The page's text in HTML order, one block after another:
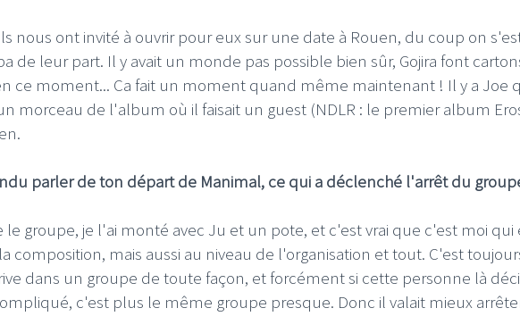
nous ont invité à ouvrir pour eux sur une date à Rouen, du coup on
de leur part. Il y avait un monde pas possible bien sûr, Gojira font
ce moment... Ca fait un moment quand même maintenant ! Il y a Joe
morceau de l'album où il faisait un guest (NDLR : le premier album
parler de ton départ de Manimal, ce qui a déclenché l'arrêt du
le groupe, je l'ai monté avec Ju et un pote, et c'est vrai que c'est moi qui
composition, mais aussi au niveau de l'organisation et tout. C'est
dans un groupe de toute façon, et forcément si cette personne là
c'est plus le même groupe presque. Donc il valait mieux